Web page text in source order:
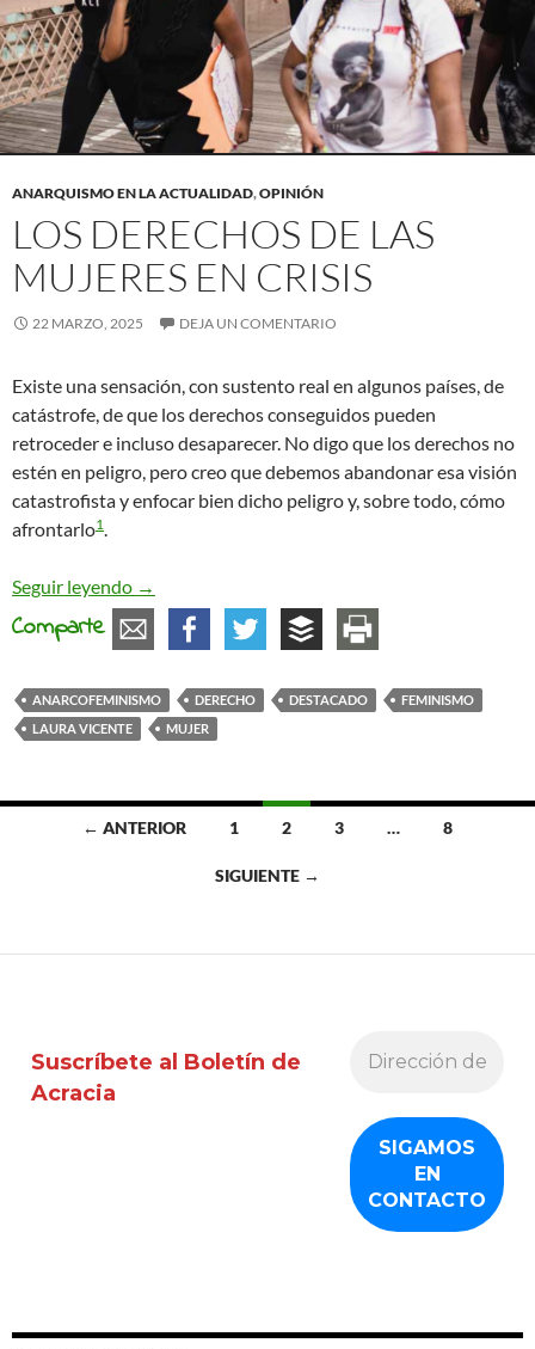
ANARQUISMO EN LA ACTUALIDAD,OPINIÓN
LOS DERECHOS DE LAS
MUJERES EN CRISIS
22 MARZO, 2025 DEJA UN COMENTARIO
Existe una sensación, con sustento real en algunos países, de
catástrofe, de que los derechos conseguidos pueden
retroceder e incluso desaparecer. No digo que los derechos no
estén en peligro, pero creo que debemos abandonar esa visión
catastrofista y enfocar bien dicho peligro y, sobre todo, cómo
afrontarlo1.
Seguir leyendo Los derechos de las mujeres en crisis
→
Comparte
ANARCOFEMINISMO DERECHO DESTACADO
FEMINISMO
LAURA VICENTE
MUJER
entradas
← ANTERIOR 1 2 3 … 8
SIGUIENTE →
Suscríbete al Boletín de
Acracia